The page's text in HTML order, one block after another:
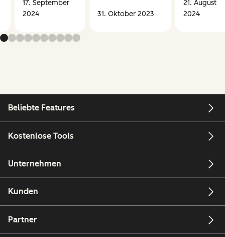
17. September
2024
31. Oktober 2023
21. August
2024
Beliebte Features
Kostenlose Tools
Unternehmen
Kunden
Partner